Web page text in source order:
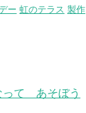
ー 虹のテラス 製作
って あそぼう